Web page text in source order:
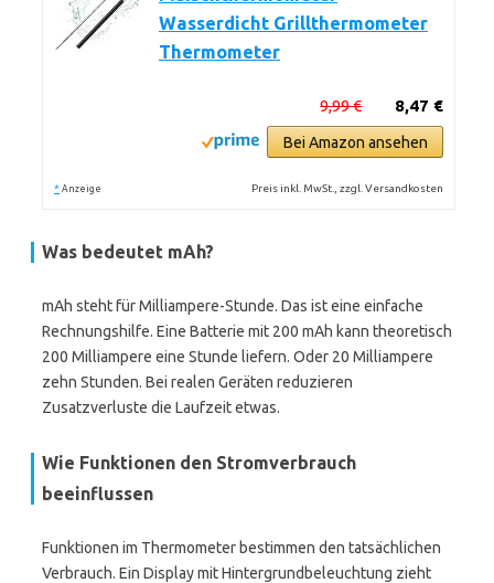
Wasserdicht Grillthermometer
Thermometer
8,47 €
9,99 €
Bei Amazon ansehen
* Anzeige Preis inkl. MwSt., zzgl. Versandkosten
Was bedeutet mAh?
mAh steht für Milliampere-Stunde. Das ist eine einfache
Rechnungshilfe. Eine Batterie mit 200 mAh kann theoretisch
200 Milliampere eine Stunde liefern. Oder 20 Milliampere
zehn Stunden. Bei realen Geräten reduzieren
Zusatzverluste die Laufzeit etwas.
Wie Funktionen den Stromverbrauch
beeinflussen
Funktionen im Thermometer bestimmen den tatsächlichen
Verbrauch. Ein Display mit Hintergrundbeleuchtung zieht